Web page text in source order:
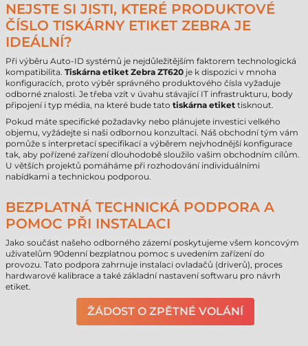
NEJSTE SI JISTI, KTERÉ PRODUKTOVÉ
ČÍSLO TISKÁRNY ETIKET ZEBRA JE
IDEÁLNÍ?
Při výběru Auto-ID systémů je nejdůležitějším faktorem technologická
kompatibilita. Tiskárna etiket Zebra ZT620 je k dispozici v mnoha
konfiguracích, proto výběr správného produktového čísla vyžaduje
odborné znalosti. Je třeba vzít v úvahu stávající IT infrastrukturu, body
připojení i typ média, na které bude tato tiskárna etiket tisknout.
Pokud máte specifické požadavky nebo plánujete investici velkého
objemu, vyžádejte si naši odbornou konzultaci. Náš obchodní tým vám
pomůže s interpretací specifikací a výběrem nejvhodnější konfigurace
tak, aby pořízené zařízení dlouhodobě sloužilo vašim obchodním cílům.
U větších projektů pomáháme při rozhodování individuálními
nabídkami a technickou podporou.
BEZPLATNÁ TECHNICKÁ PODPORA A
POMOC PŘI INSTALACI
Jako součást našeho odborného zázemí poskytujeme všem koncovým
uživatelům 90denní bezplatnou pomoc s uvedením zařízení do
provozu. Tato podpora zahrnuje instalaci ovladačů (driverů), proces
hardwarové kalibrace a také základní nastavení softwaru pro návrh
etiket.
ŽÁDOST O ZPĚTNÉ VOLÁNÍ